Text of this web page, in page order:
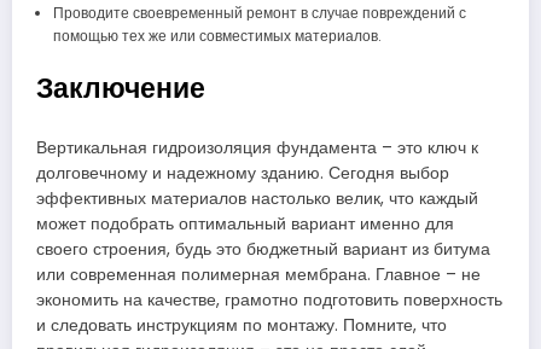
Проводите своевременный ремонт в случае повреждений с
помощью тех же или совместимых материалов.
Заключение
Вертикальная гидроизоляция фундамента – это ключ к
долговечному и надежному зданию. Сегодня выбор
эффективных материалов настолько велик, что каждый
может подобрать оптимальный вариант именно для
своего строения, будь это бюджетный вариант из битума
или современная полимерная мембрана. Главное – не
экономить на качестве, грамотно подготовить поверхность
и следовать инструкциям по монтажу. Помните, что